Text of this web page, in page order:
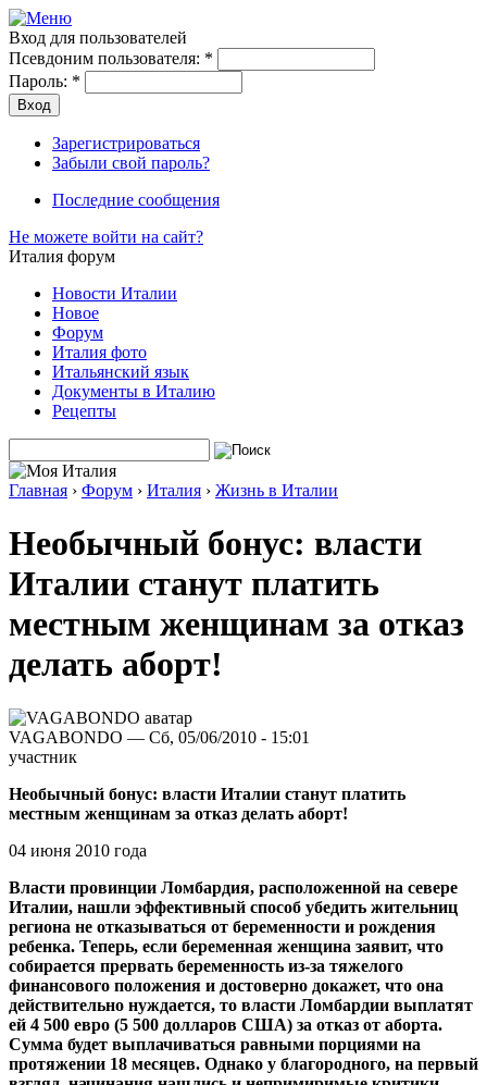
Вход для пользователей
Псевдоним пользователя: *
Пароль: *
Зарегистрироваться
Забыли свой пароль?
Последние сообщения
Не можете войти на сайт?
Италия форум
Новости Италии
Новое
Форум
Италия фото
Итальянский язык
Документы в Италию
Рецепты
Главная › Форум › Италия › Жизнь в Италии
Необычный бонус: власти
Италии станут платить
местным женщинам за отказ
делать аборт!
VAGABONDO — Сб, 05/06/2010 - 15:01
участник
Необычный бонус: власти Италии станут платить
местным женщинам за отказ делать аборт!
04 июня 2010 года
Власти провинции Ломбардия, расположенной на севере
Италии, нашли эффективный способ убедить жительниц
региона не отказываться от беременности и рождения
ребенка. Теперь, если беременная женщина заявит, что
собирается прервать беременность из-за тяжелого
финансового положения и достоверно докажет, что она
действительно нуждается, то власти Ломбардии выплатят
ей 4 500 евро (5 500 долларов США) за отказ от аборта.
Сумма будет выплачиваться равными порциями на
протяжении 18 месяцев. Однако у благородного, на первый